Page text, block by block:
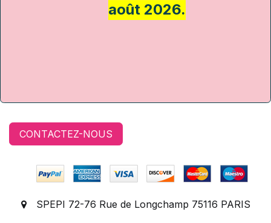
août 2026.
CONTACTEZ-NOUS
SPEPI 72-76 Rue de Longchamp 75116 PARIS